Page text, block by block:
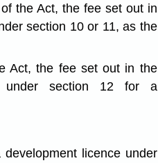
the Act, the fee set out in
section 10 or 11, as the
Act, the fee set out in the
under section 12 for a
licence under